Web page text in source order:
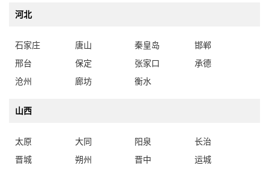
河北
石家庄 唐山 秦皇岛
邯郸
邢台
保定 张家口
承德
沧州
廊坊 衡水
山西
太原 大同 阳泉
长治
晋城
朔州 晋中
运城